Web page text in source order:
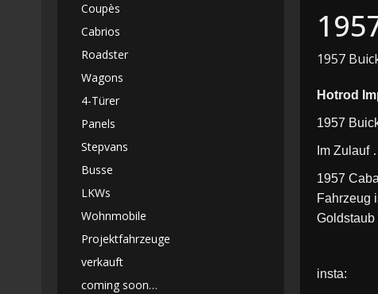
1957
Hotrod
1957
Im Zulauf
1957
Fahrzeug
Goldstaub
insta:
Coupès
Cabrios
Roadster
Wagons
4-Türer
Panels
Stepvans
Busse
LKWs
Wohnmobile
Projektfahrzeuge
verkauft
coming soon…